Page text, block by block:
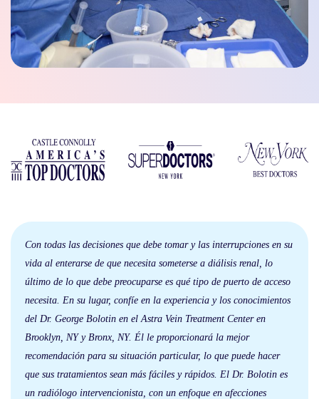
Con todas las decisiones que debe tomar y las interrupciones en su
vida al enterarse de que necesita someterse a diálisis renal, lo
último de lo que debe preocuparse es qué tipo de puerto de acceso
necesita. En su lugar, confíe en la experiencia y los conocimientos
del Dr. George Bolotin en el Astra Vein Treatment Center en
Brooklyn, NY y Bronx, NY. Él le proporcionará la mejor
recomendación para su situación particular, lo que puede hacer
que sus tratamientos sean más fáciles y rápidos. El Dr. Bolotin es
un radiólogo intervencionista, con un enfoque en afecciones